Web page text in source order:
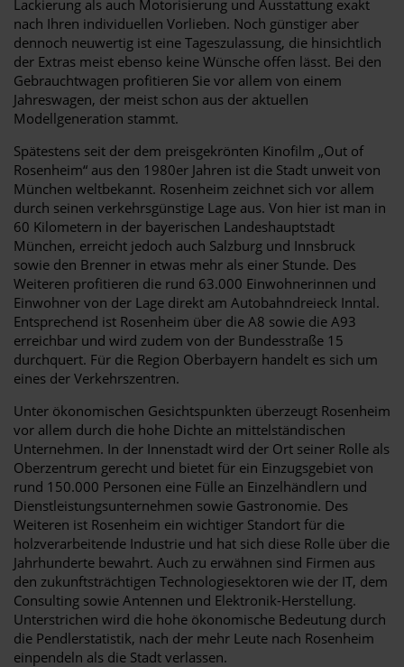
Lackierung als auch Motorisierung und Ausstattung exakt
nach Ihren individuellen Vorlieben. Noch günstiger aber
dennoch neuwertig ist eine Tageszulassung, die hinsichtlich
der Extras meist ebenso keine Wünsche offen lässt. Bei den
Gebrauchtwagen profitieren Sie vor allem von einem
Jahreswagen, der meist schon aus der aktuellen
Modellgeneration stammt.
Spätestens seit der dem preisgekrönten Kinofilm „Out of
Rosenheim“ aus den 1980er Jahren ist die Stadt unweit von
München weltbekannt. Rosenheim zeichnet sich vor allem
durch seinen verkehrsgünstige Lage aus. Von hier ist man in
60 Kilometern in der bayerischen Landeshauptstadt
München, erreicht jedoch auch Salzburg und Innsbruck
sowie den Brenner in etwas mehr als einer Stunde. Des
Weiteren profitieren die rund 63.000 Einwohnerinnen und
Einwohner von der Lage direkt am Autobahndreieck Inntal.
Entsprechend ist Rosenheim über die A8 sowie die A93
erreichbar und wird zudem von der Bundesstraße 15
durchquert. Für die Region Oberbayern handelt es sich um
eines der Verkehrszentren.
Unter ökonomischen Gesichtspunkten überzeugt Rosenheim
vor allem durch die hohe Dichte an mittelständischen
Unternehmen. In der Innenstadt wird der Ort seiner Rolle als
Oberzentrum gerecht und bietet für ein Einzugsgebiet von
rund 150.000 Personen eine Fülle an Einzelhändlern und
Dienstleistungsunternehmen sowie Gastronomie. Des
Weiteren ist Rosenheim ein wichtiger Standort für die
holzverarbeitende Industrie und hat sich diese Rolle über die
Jahrhunderte bewahrt. Auch zu erwähnen sind Firmen aus
den zukunftsträchtigen Technologiesektoren wie der IT, dem
Consulting sowie Antennen und Elektronik-Herstellung.
Unterstrichen wird die hohe ökonomische Bedeutung durch
die Pendlerstatistik, nach der mehr Leute nach Rosenheim
einpendeln als die Stadt verlassen.